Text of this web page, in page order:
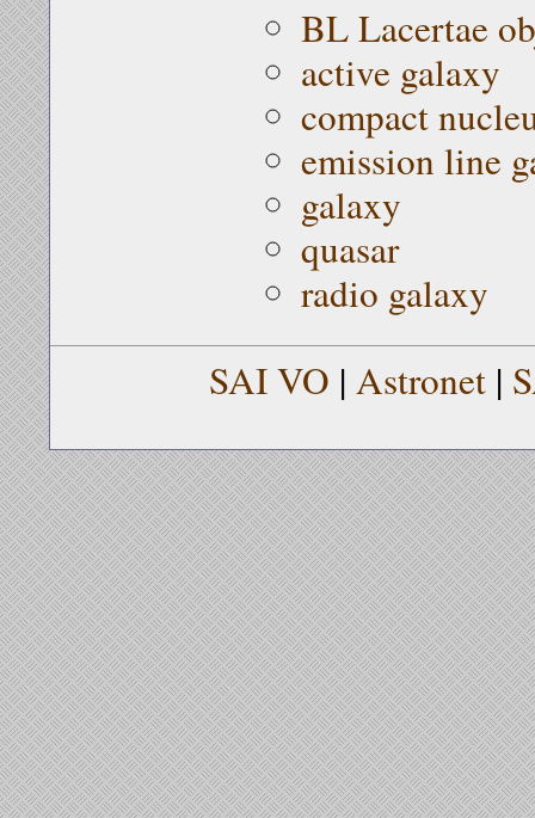
BL Lacertae
active galaxy
compact
emission line
galaxy
quasar
radio galaxy
SAI VO | Astronet |